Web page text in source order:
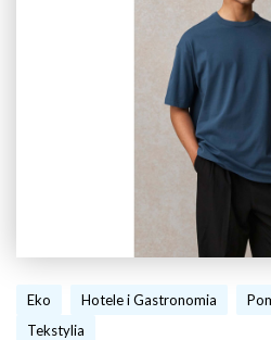
Eko Hotele i Gastronomia
Tekstylia